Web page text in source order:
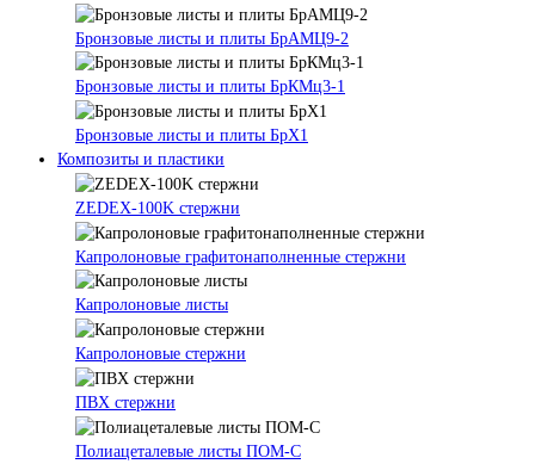
Бронзовые листы и плиты БрАМЦ9-2
Бронзовые листы и плиты БрКМц3-1
Бронзовые листы и плиты БрХ1
Композиты и пластики
ZEDEX-100K стержни
Капролоновые графитонаполненные стержни
Капролоновые листы
Капролоновые стержни
ПВХ стержни
Полиацеталевые листы ПОМ-С